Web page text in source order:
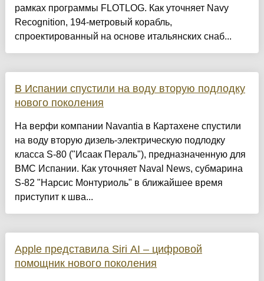
рамках программы FLOTLOG. Как уточняет Navy
Recognition, 194-метровый корабль,
спроектированный на основе итальянских снаб...
В Испании спустили на воду вторую подлодку
нового поколения
На верфи компании Navantia в Картахене спустили
на воду вторую дизель-электрическую подлодку
класса S-80 ("Исаак Пераль"), предназначенную для
ВМС Испании. Как уточняет Naval News, субмарина
S-82 "Нарсис Монтуриоль" в ближайшее время
приступит к шва...
Apple представила Siri AI – цифровой
помощник нового поколения